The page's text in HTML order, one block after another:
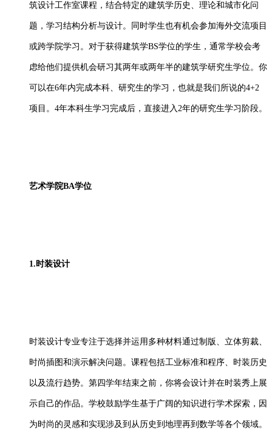
筑设计工作室课程，结合特定的建筑学历史、理论和城市化问
题，学习结构分析与设计。同时学生也有机会参加海外交流项目
或跨学院学习。对于获得建筑学BS学位的学生，通常学校会考
虑给他们提供机会研习其两年或两年半的建筑学研究生学位。你
可以在6年内完成本科、研究生的学习，也就是我们所说的4+2
项目。4年本科生学习完成后，直接进入2年的研究生学习阶段。
艺术学院BA学位
1.时装设计
时装设计专业专注于选择并运用多种材料通过制版、立体剪裁、
时尚插图和演示解决问题。课程包括工业标准和程序、时装历史
以及流行趋势。第四学年结束之前，你将会设计并在时装秀上展
示自己的作品。学校鼓励学生基于广阔的知识进行学术探索，因
为时尚的灵感和实现涉及到从历史到地理再到数学等各个领域。